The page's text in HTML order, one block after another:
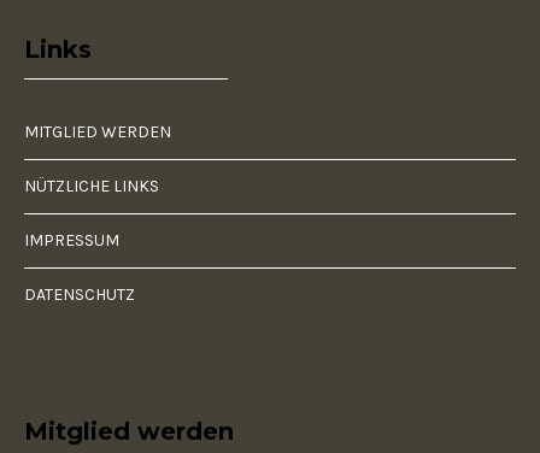
Links
MITGLIED WERDEN
NÜTZLICHE LINKS
IMPRESSUM
DATENSCHUTZ
Mitglied werden